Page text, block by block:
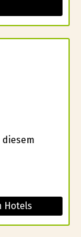
diesem
Hotels